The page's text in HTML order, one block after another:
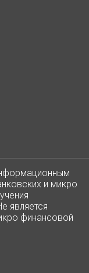
и микро
является
финансовой